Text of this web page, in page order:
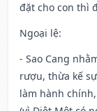
đặt cho con thì
Ngoại lệ:
- Sao Cang
rượu, thừa kế
làm hành